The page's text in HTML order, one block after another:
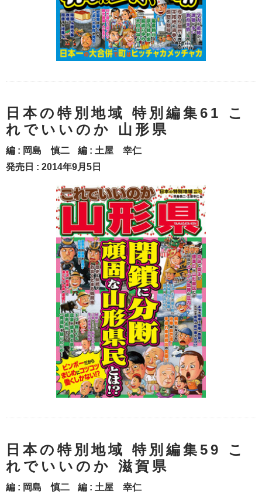
日本の特別地域 特別編集61 こ
れでいいのか 山形県
編 : 岡島 慎二 編 : 土屋 幸仁
発売日 : 2014年9月5日
日本の特別地域 特別編集59 こ
れでいいのか 滋賀県
編 : 岡島 慎二 編 : 土屋 幸仁